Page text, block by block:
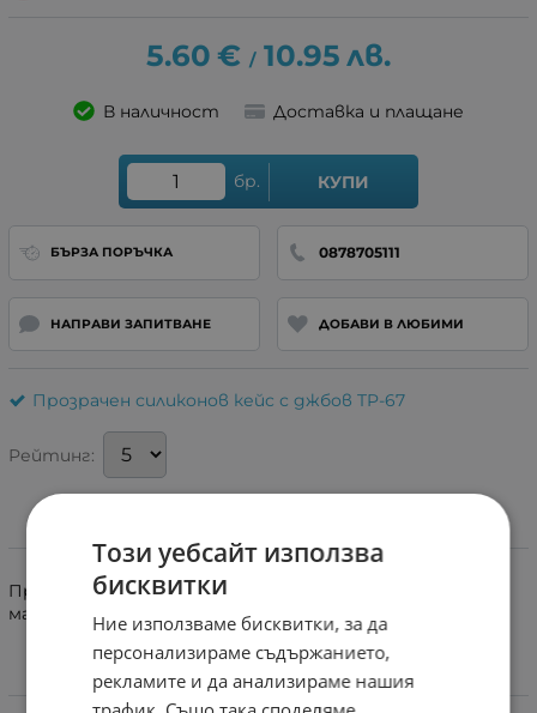
5.60 € / 10.95 лв.
В наличност Доставка и плащане
бр. КУПИ
БЪРЗА ПОРЪЧКА 0878705111
НАПРАВИ ЗАПИТВАНЕ ДОБАВИ В ЛЮБИМИ
Прозрачен силиконов кейс с джбов TP-67
Рейтинг:
Информация
Прозрачен силиконов кейс с джобче за карти, пари,
малки документи и тн.
Характеристики
Този уебсайт използва
бисквитки
Ние използваме бисквитки, за да
персонализираме съдържанието,
рекламите и да анализираме нашия